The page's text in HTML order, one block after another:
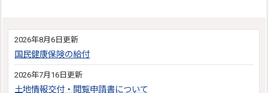
2026年8月6日更新
国民健康保険の給付
2026年7月16日更新
土地情報交付・閲覧申請書について